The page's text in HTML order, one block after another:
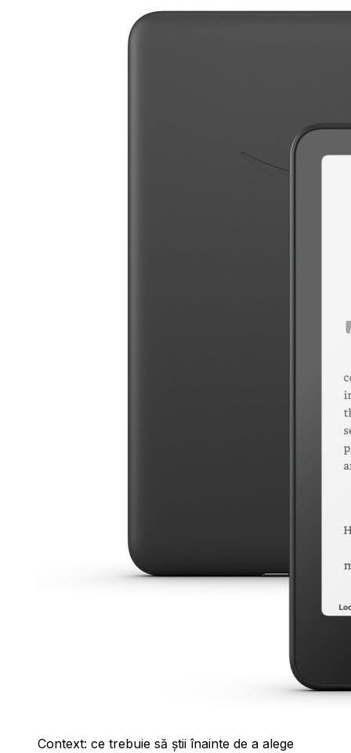
Context: ce trebuie să știi înainte de a alege